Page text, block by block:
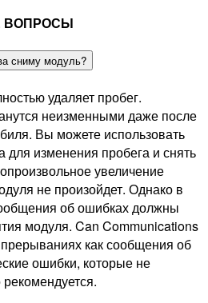
ВОПРОСЫ
сниму модуль?
удаляет пробег.
неизменными даже после
Вы можете использовать
для изменения пробега и снять
увеличение
не произойдет. Однако в
об ошибках должны
модуля. Can Communications
как сообщения об
ошибки, которые не